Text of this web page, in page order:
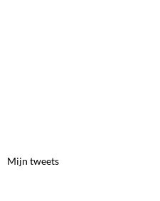
Mijn tweets